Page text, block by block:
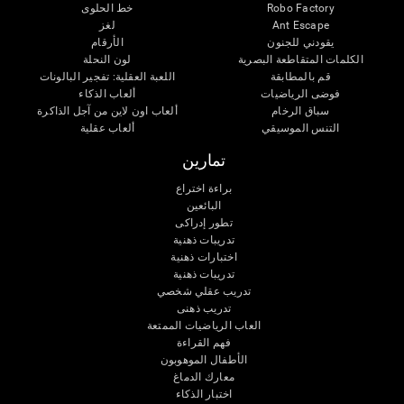
Robo Factory
Ant Escape
يقودني للجنون
الكلمات المتقاطعة البصرية
قم بالمطابقة
فوضى الرياضيات
سباق الرخام
التنس الموسيقي
خط الحلوى
لغز
الأرقام
لون النحلة
اللعبة العقلية: تفجير البالونات
ألعاب الذكاء
ألعاب اون لاين من آجل الذاكرة
ألعاب عقلية
تمارين
براءة اختراع
البائعين
تطور إدراكى
تدريبات ذهنية
اختبارات ذهنية
تدريبات ذهنية
تدريب عقلي شخصي
تدريب ذهنى
العاب الرياضيات الممتعة
فهم القراءة
الأطفال الموهوبون
معارك الدماغ
اختبار الذكاء